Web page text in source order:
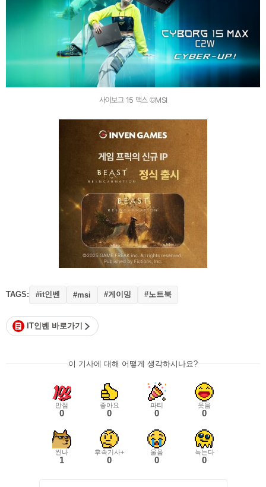
사이보그 15 맥스 ©MSI
TAGS: #it인벤 #msi #게이밍 #노트북
IT인벤 바로가기
이 기사에 대해 어떻게 생각하시나요?
만점
0
좋아요
0
파티
0
웃음
0
씬나
1
후속기사+
0
울음
0
녹는다
0